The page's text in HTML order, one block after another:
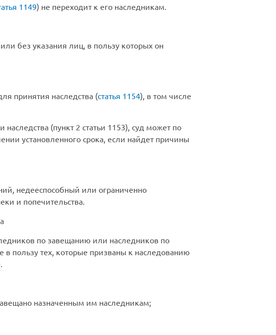
1149) не переходит к его наследникам.
без указания лиц, в пользу которых он
принятия наследства (статья 1154), в том числе
(пункт 2 статьи 1153), суд может по
установленного срока, если найдет причины
недееспособный или ограниченно
и попечительства.
по завещанию или наследников по
в пользу тех, которые призваны к наследованию
назначенным им наследникам;